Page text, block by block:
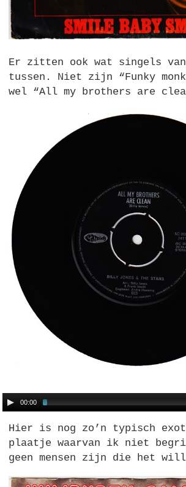
Er zitten ook wat singels van
tussen. Niet zijn “Funky
wel “All my brothers are
00:00
Hier is nog zo’n typisch
plaatje waarvan ik niet
geen mensen zijn die het